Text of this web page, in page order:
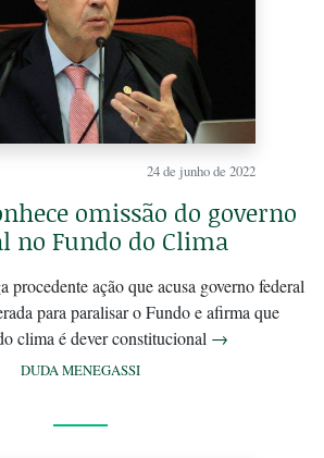
24 de junho de 2022
omissão do governo
no Fundo do Clima
ação que acusa governo federal
para paralisar o Fundo e afirma que
clima é dever constitucional →
DUDA MENEGASSI